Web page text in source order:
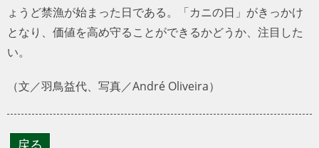
ょうど禁漁が始まった日である。「カニの日」がきっかけ
となり、価値を高め守ることができるかどうか、注目した
い。
（文／羽鳥益代、写真／André Oliveira）